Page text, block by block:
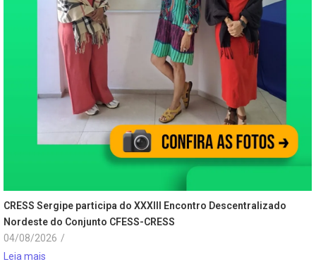
CRESS Sergipe participa do XXXIII Encontro Descentralizado
Nordeste do Conjunto CFESS-CRESS
04/08/2026 /
Leia mais